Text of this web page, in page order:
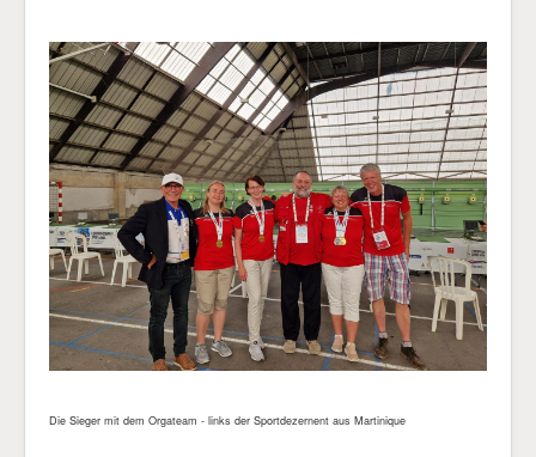
Die Sieger mit dem Orgateam - links der Sportdezernent aus Martinique